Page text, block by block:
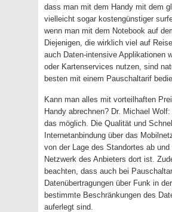
dass man mit dem Handy mit dem
vielleicht sogar kostengünstiger
wenn man mit dem Notebook auf
Diejenigen, die wirklich viel auf
auch Daten-intensive Applikationen
oder Kartenservices nutzen, sind
besten mit einem Pauschaltarif
Kann man alles mit vorteilhaften
Handy abrechnen? Dr. Michael
das möglich. Die Qualität und
Internetanbindung über das
von der Lage des Standortes ab und
Netzwerk des Anbieters dort ist.
beachten, dass auch bei
Datenübertragungen über Funk in
bestimmte Beschränkungen des
auferlegt sind.